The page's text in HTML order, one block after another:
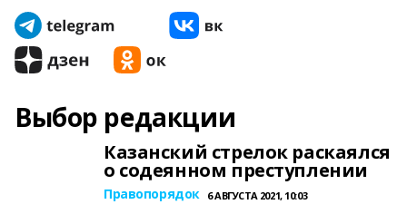
Выбор редакции
Казанский стрелок раскаялся
о содеянном преступлении
Правопорядок 6 АВГУСТА 2021, 10:03